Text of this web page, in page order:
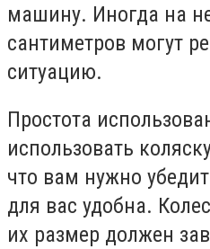
машину. Иногда на
сантиметров могут
ситуацию.
Простота
использовать
что вам нужно
для вас удобна.
их размер должен